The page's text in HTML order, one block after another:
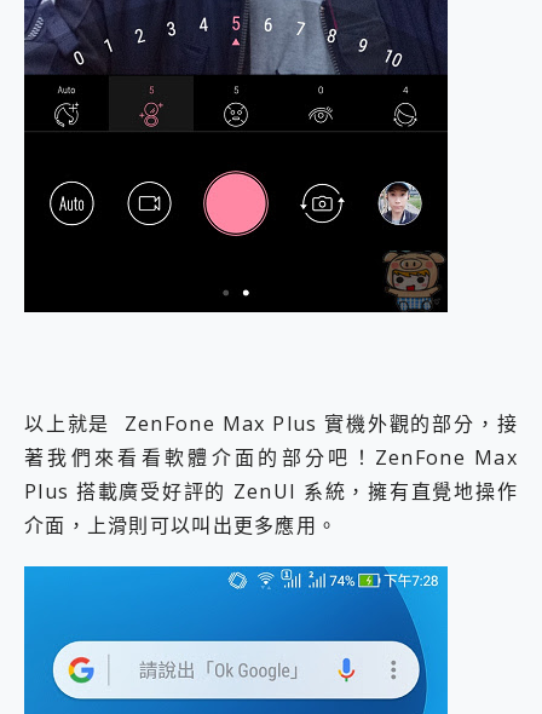
以上就是 ZenFone Max Plus 實機外觀的部分，接
著我們來看看軟體介面的部分吧！ZenFone Max
Plus 搭載廣受好評的 ZenUI 系統，擁有直覺地操作
介面，上滑則可以叫出更多應用。